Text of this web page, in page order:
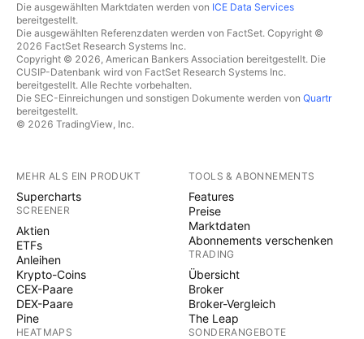
Die ausgewählten Marktdaten werden von ICE Data Services
bereitgestellt.
Die ausgewählten Referenzdaten werden von FactSet. Copyright ©
2026 FactSet Research Systems Inc.
Copyright © 2026, American Bankers Association bereitgestellt. Die
CUSIP-Datenbank wird von FactSet Research Systems Inc.
bereitgestellt. Alle Rechte vorbehalten.
Die SEC-Einreichungen und sonstigen Dokumente werden von Quartr
bereitgestellt.
© 2026 TradingView, Inc.
MEHR ALS EIN PRODUKT
Supercharts
SCREENER
Aktien
ETFs
Anleihen
Krypto-Coins
CEX-Paare
DEX-Paare
Pine
HEATMAPS
TOOLS & ABONNEMENTS
Features
Preise
Marktdaten
Abonnements verschenken
TRADING
Übersicht
Broker
Broker-Vergleich
The Leap
SONDERANGEBOTE